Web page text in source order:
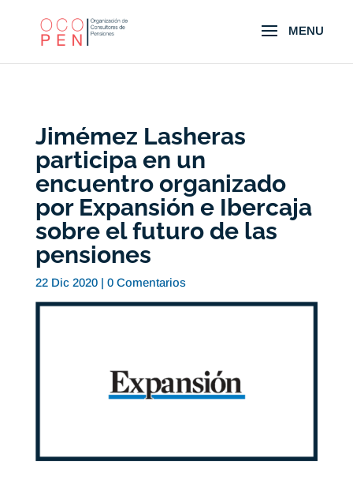
Jimémez Lasheras
participa en un
encuentro organizado
por Expansión e Ibercaja
sobre el futuro de las
pensiones
22 Dic 2020| 0 Comentarios